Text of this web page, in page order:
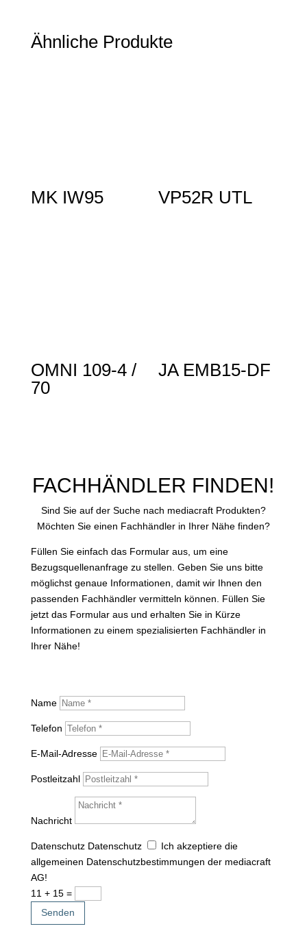
Ähnliche Produkte
MK IW95 VP52R UTL
OMNI 109-4 /
70
JA EMB15-DF
FACHHÄNDLER FINDEN!
Sind Sie auf der Suche nach mediacraft Produkten?
Möchten Sie einen Fachhändler in Ihrer Nähe finden?
Füllen Sie einfach das Formular aus, um eine
Bezugsquellenanfrage zu stellen. Geben Sie uns bitte
möglichst genaue Informationen, damit wir Ihnen den
passenden Fachhändler vermitteln können. Füllen Sie
jetzt das Formular aus und erhalten Sie in Kürze
Informationen zu einem spezialisierten Fachhändler in
Ihrer Nähe!
Name
Telefon
E-Mail-Adresse
Postleitzahl
Nachricht
Datenschutz Datenschutz
Ich akzeptiere die
allgemeinen Datenschutzbestimmungen der mediacraft
AG!
11 + 15=
Senden